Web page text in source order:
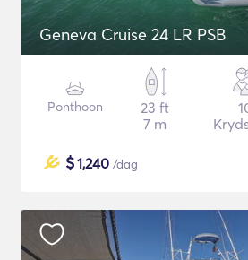
Geneva Cruise 24 LR PSB
Ponthoon
23 ft
7 m
$1,240 /dag